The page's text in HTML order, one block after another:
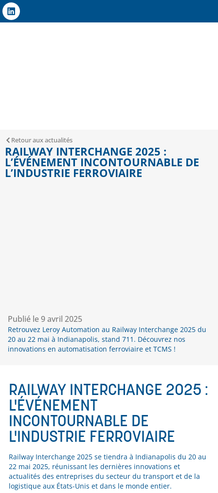
Retour aux actualités
RAILWAY INTERCHANGE 2025 :
L’ÉVÉNEMENT INCONTOURNABLE DE
L’INDUSTRIE FERROVIAIRE
Publié le9 avril 2025
Retrouvez Leroy Automation au Railway Interchange 2025 du
20 au 22 mai à Indianapolis, stand 711. Découvrez nos
innovations en automatisation ferroviaire et TCMS !
RAILWAY INTERCHANGE 2025 :
L'ÉVÉNEMENT
INCONTOURNABLE DE
L'INDUSTRIE FERROVIAIRE
Railway Interchange 2025 se tiendra à Indianapolis du 20 au
22 mai 2025, réunissant les dernières innovations et
actualités des entreprises du secteur du transport et de la
logistique aux États-Unis et dans le monde entier.